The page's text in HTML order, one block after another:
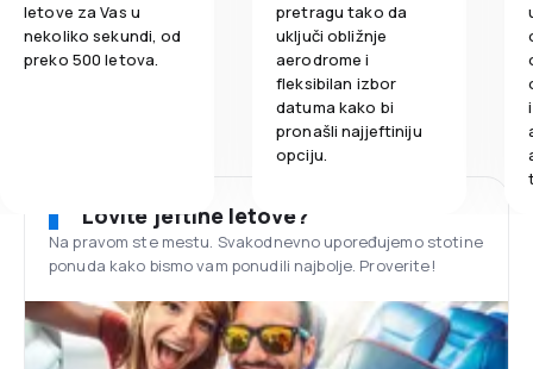
letove za Vas u
nekoliko sekundi, od
preko 500 letova.
pretragu tako da
uključi obližnje
aerodrome i
fleksibilan izbor
datuma kako bi
pronašli najjeftiniju
opciju.
Lovite jeftine letove?
Na pravom ste mestu. Svakodnevno upoređujemo stotine
ponuda kako bismo vam ponudili najbolje. Proverite!